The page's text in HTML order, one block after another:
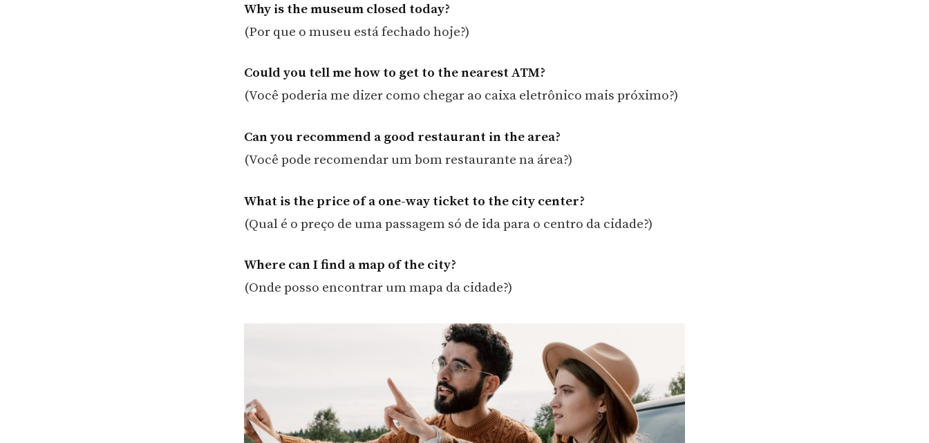
Why is the museum closed today?
(Por que o museu está fechado hoje?)
Could you tell me how to get to the nearest ATM?
(Você poderia me dizer como chegar ao caixa eletrônico mais próximo?)
Can you recommend a good restaurant in the area?
(Você pode recomendar um bom restaurante na área?)
What is the price of a one-way ticket to the city center?
(Qual é o preço de uma passagem só de ida para o centro da cidade?)
Where can I find a map of the city?
(Onde posso encontrar um mapa da cidade?)